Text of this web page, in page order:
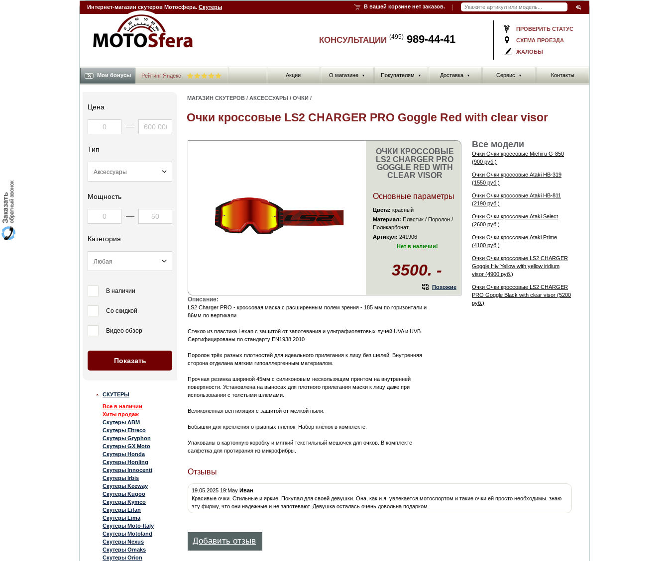
Интернет-магазин скутеров Мотосфера. Скутеры В вашей корзине нет заказов.
ПРОВЕРИТЬ СТАТУС
СХЕМА ПРОЕЗДА
ЖАЛОБЫ
КОНСУЛЬТАЦИИ (495) 989-44-41
Акции О магазине ▼ Покупателям ▼ Доставка ▼ Сервис ▼ Контакты
Мои бонусы Рейтинг Яндекс
Цена
Тип
Мощность
Категория
В наличии
Со скидкой
Видео обзор
СКУТЕРЫ
Все в наличии
Хиты продаж
Скутеры ABM
Скутеры Eltreco
Скутеры Gryphon
Скутеры GX Moto
Скутеры Honda
Скутеры Honling
Скутеры Innocenti
Скутеры Irbis
Скутеры Keeway
Скутеры Kugoo
Скутеры Kymco
Скутеры Lifan
Скутеры Lima
Скутеры Moto-Italy
Скутеры Motoland
Скутеры Nexus
Скутеры Omaks
Скутеры Orion
МАГАЗИН СКУТЕРОВ / АКСЕССУАРЫ / ОЧКИ /
Очки кроссовые LS2 CHARGER PRO Goggle Red with clear visor
ОЧКИ КРОССОВЫЕ
LS2 CHARGER PRO
GOGGLE RED WITH
CLEAR VISOR
Основные параметры
Цвета: красный
Материал: Пластик / Поролон /
Поликарбонат
Артикул: 241906
Нет в наличии!
3500. -
Похожие
Все модели
Очки Очки кроссовые Michiru G-850
(900 руб.)
Очки Очки кроссовые Ataki HB-319
(1550 руб.)
Очки Очки кроссовые Ataki HB-811
(2190 руб.)
Очки Очки кроссовые Ataki Select
(2600 руб.)
Очки Очки кроссовые Ataki Prime
(4100 руб.)
Очки Очки кроссовые LS2 CHARGER
Goggle Hiv Yellow with yellow iridium
visor (4900 руб.)
Очки Очки кроссовые LS2 CHARGER
PRO Goggle Black with clear visor (5200
руб.)
Описание:
LS2 Charger PRO - кроссовая маска c расширенным полем зрения - 185 мм по горизонтали и
86мм по вертикали.
Стекло из пластика Lexan c защитой от запотевания и ультрафиолетовых лучей UVA и UVB.
Сертифицированы по стандарту EN1938:2010
Поролон трёх разных плотностей для идеального прилегания к лицу без щелей. Внутренняя
сторона отделана мягким гипоаллергенным материалом.
Прочная резинка шириной 45мм с силиконовым нескользящим принтом на внутренней
поверхности. Установлена на выносах для плотного прилегания маски к лицу даже при
использовании с толстыми шлемами.
Великолепная вентиляция с защитой от мелкой пыли.
Бобышки для крепления отрывных плёнок. Набор плёнок в комплекте.
Упакованы в картонную коробку и мягкий текстильный мешочек для очков. В комплекте
салфетка для протирания из микрофибры.
Отзывы
19.05.2025 19:May Иван
Красивые очки. Стильные и яркие. Покупал для своей девушки. Она, как и я, увлекается мотоспортом и такие очки ей просто необходимы. знаю
эту фирму, что они надежные и не запотевают. Девушка осталась очень довольна подарком.
Добавить отзыв